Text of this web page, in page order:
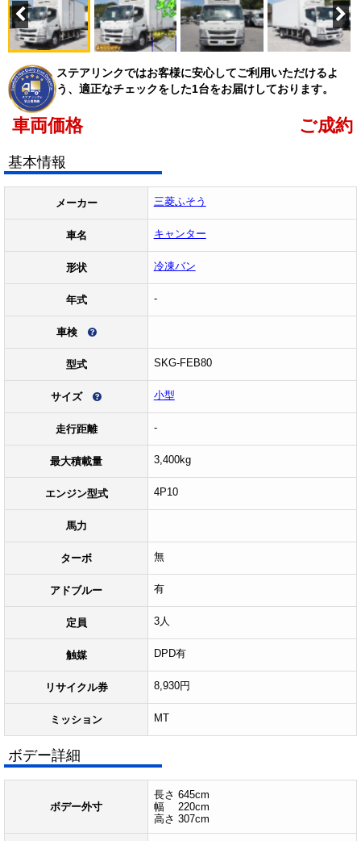
ステアリンクではお客様に安心してご利用いただけるよ
う、適正なチェックをした1台をお届けしております。
車両価格 ご成約
基本情報
メーカー 三菱ふそう
車名 キャンター
形状 冷凍バン
年式 -
車検
型式 SKG-FEB80
サイズ 小型
走行距離 -
最大積載量 3,400kg
エンジン型式 4P10
馬力
ターボ 無
アドブルー 有
定員 3人
触媒 DPD有
リサイクル券 8,930円
ミッション MT
ボデー詳細
ボデー外寸
長さ 645cm
幅 220cm
高さ 307cm